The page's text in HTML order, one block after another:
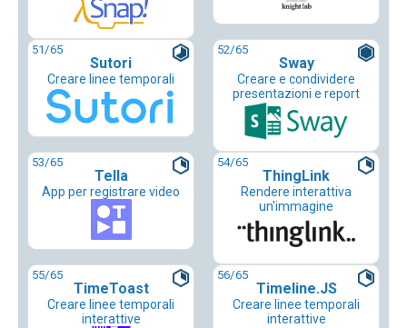
51/65
Sutori
Creare linee temporali
52/65
Sway
Creare e condividere
presentazioni e report
53/65
Tella
App per registrare video
54/65
ThingLink
Rendere interattiva
un'immagine
55/65
TimeToast
Creare linee temporali
interattive
56/65
Timeline.JS
Creare linee temporali
interattive